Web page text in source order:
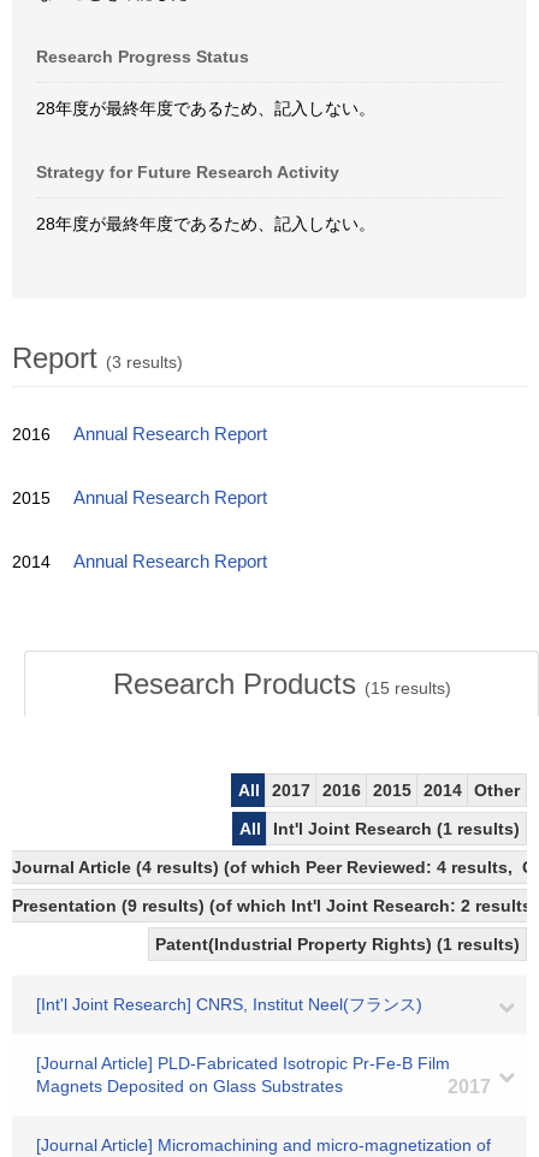
Research Progress Status
28年度が最終年度であるため、記入しない。
Strategy for Future Research Activity
28年度が最終年度であるため、記入しない。
Report (3 results)
2016 Annual Research Report
2015 Annual Research Report
2014 Annual Research Report
Research Products (15 results)
All 2017 2016 2015 2014
Other
All
Int'l Joint Research (1 results)
Journal Article (4 results) (of which Peer Reviewed: 4 results,
Presentation (9 results) (of which Int'l Joint Research: 2 results)
Patent(Industrial Property Rights) (1 results)
[Int'l Joint Research] CNRS, Institut Neel(フランス)
[Journal Article] PLD-Fabricated Isotropic Pr-Fe-B Film
Magnets Deposited on Glass Substrates
2017
[Journal Article] Micromachining and micro-magnetization of